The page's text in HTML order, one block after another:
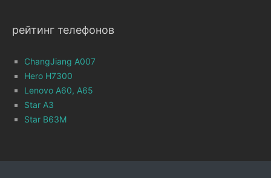
рейтинг телефонов
ChangJiang A007
Hero H7300
Lenovo A60, A65
Star A3
Star B63M